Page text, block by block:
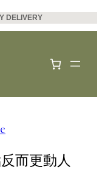
DELIVERY
而更動人